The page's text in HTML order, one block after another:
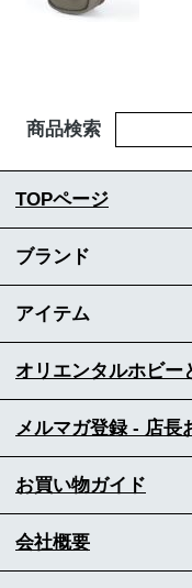
商品検索
TOPページ
ブランド
アイテム
オリエンタルホビー
メルマガ登録 - 店長
お買い物ガイド
会社概要